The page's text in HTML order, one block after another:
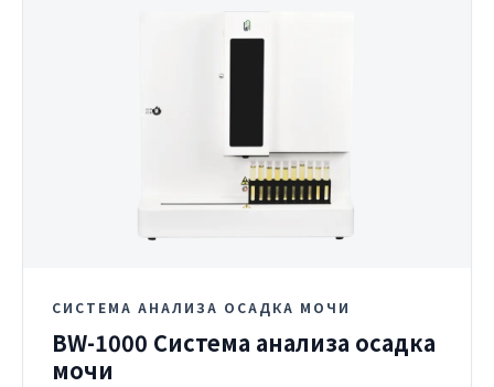
СИСТЕМА АНАЛИЗА ОСАДКА МОЧИ
BW-1000 Система анализа осадка
мочи